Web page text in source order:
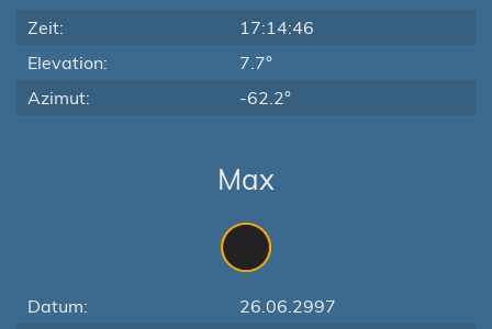
Zeit:
17:14:46
Elevation:
7.7°
Azimut:
-62.2°
Max
Datum:
26.06.2997